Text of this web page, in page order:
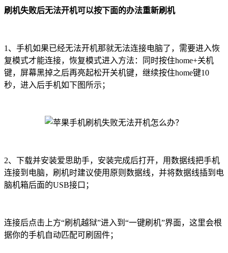
刷机失败后无法开机可以按下面的办法重新刷机
1、手机如果已经无法开机那就无法连接电脑了，需要进入恢
复模式才能连接，恢复模式进入方法：同时按住home+关机
键，屏幕黑掉之后再亮起松开关机键，继续按住home键10
秒，进入后手机如下图所示；
2、下载并安装爱思助手，安装完成后打开，用数据线把手机
连接到电脑，刷机时建议使用原则数据线，并将数据线插到电
脑机箱后面的USB接口；
连接后点击上方“刷机越狱”进入到“一键刷机”界面，这里会根
据你的手机自动匹配可刷固件；